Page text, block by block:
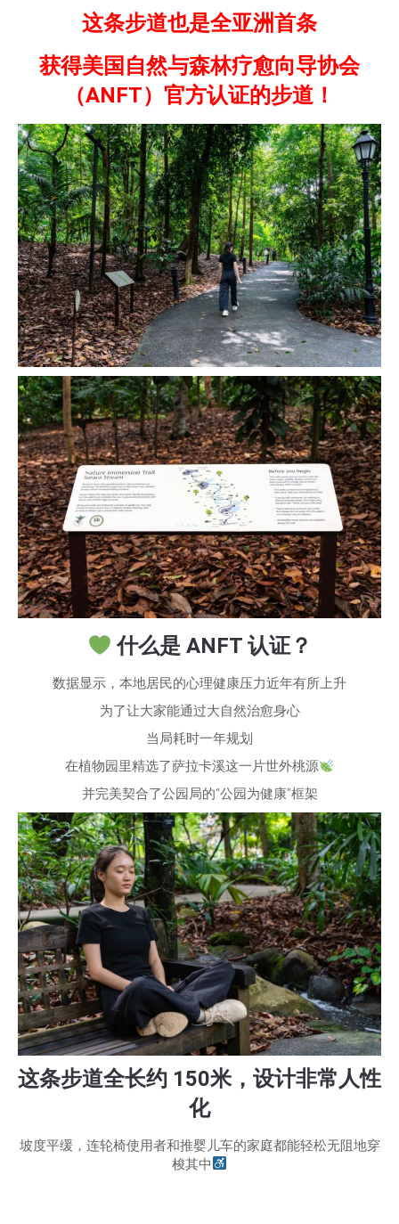
这条步道也是全亚洲首条
获得美国自然与森林疗愈向导协会
（ANFT）官方认证的步道！
什么是 ANFT 认证？
数据显示，本地居民的心理健康压力近年有所上升
为了让大家能通过大自然治愈身心
当局耗时一年规划
在植物园里精选了萨拉卡溪这一片世外桃源
并完美契合了公园局的“公园为健康”框架
这条步道全长约 150米，设计非常人性
化
坡度平缓，连轮椅使用者和推婴儿车的家庭都能轻松无阻地穿
梭其中